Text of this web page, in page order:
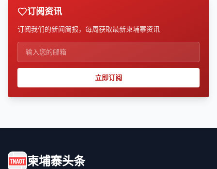
订阅资讯
订阅我们的新闻简报，每周获取最新柬埔寨资讯
立即订阅
柬埔寨头条